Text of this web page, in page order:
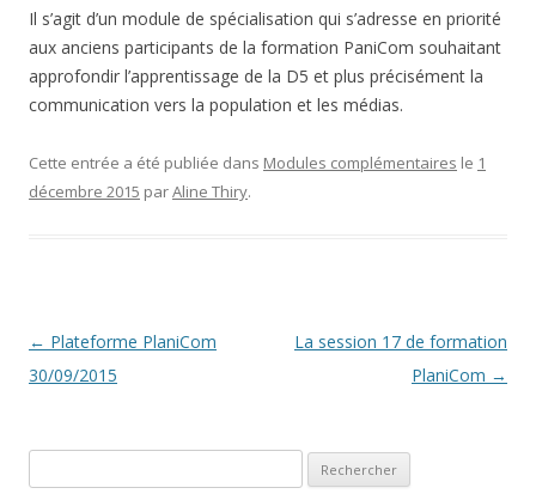
Il s’agit d’un module de spécialisation qui s’adresse en priorité
aux anciens participants de la formation PaniCom souhaitant
approfondir l’apprentissage de la D5 et plus précisément la
communication vers la population et les médias.
Cette entrée a été publiée dans Modules complémentaires le 1
décembre 2015 parAline Thiry.
Navigation
des
← Plateforme PlaniCom
30/09/2015
La session 17 de formation
PlaniCom →